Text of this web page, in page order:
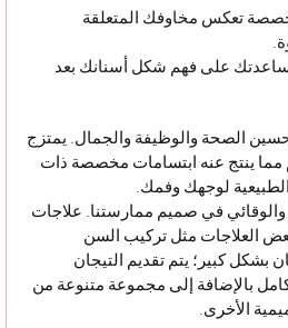
تعكس مخاوفك المتعلقة
على فهم شكل أسنانك بعد
الصحة والوظيفة والجمال. يمتزج
مما ينتج عنه ابتسامات مخصصة ذات
لوجهك وفمك.
في صميم ممارستنا. علاجات
العلاجات مثل تركيب السن
بشكل كبير؛ يتم تقديم التيجان
بالإضافة إلى مجموعة متنوعة من
الأخرى.